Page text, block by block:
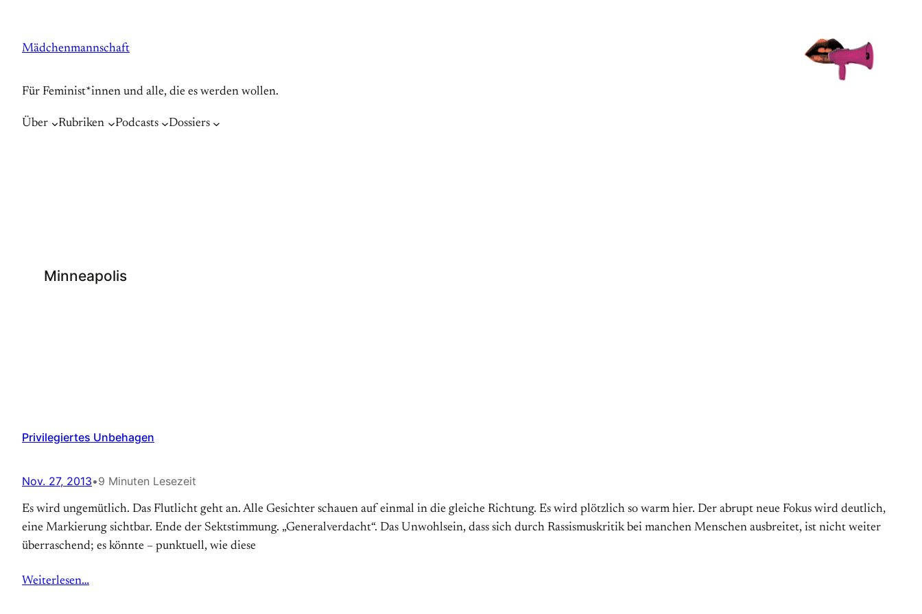
springen
Mädchenmannschaft
Für Feminist*innen und alle, die es werden wollen.
Über Rubriken Podcasts Dossiers
Minneapolis
Privilegiertes Unbehagen
Nov. 27, 2013•9 Minuten Lesezeit
Es wird ungemütlich. Das Flut­licht geht an. Alle Gesichter schauen auf einmal in die gleiche Richtung. Es wird plötzlich so warm hier. Der abrupt neue Fokus wird deutlich,
eine Mar­kierung sicht­bar. Ende der Sekt­stimmung. „Generalverdacht“. Das Un­wohl­sein, dass sich durch Rassis­mus­kri­tik bei manchen Menschen aus­breitet, ist nicht weiter
überraschend; es könnte – punktuell, wie diese
Weiterlesen…